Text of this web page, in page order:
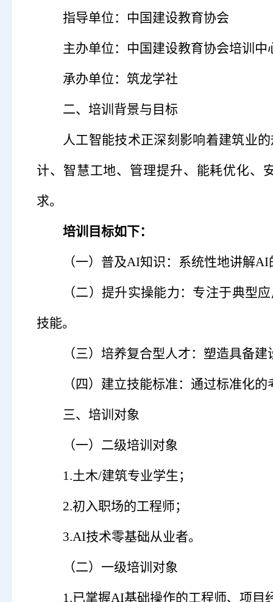
指导单位：中国建设教育协会
主办单位：中国建设教育协会培训中
承办单位：筑龙学社
二、培训背景与目标
人工智能技术正深刻影响着建筑业
计、智慧工地、管理提升、能耗优化、
求。
培训目标如下：
（一） 普及AI知识：系统性地讲解AI
（二）提升实操能力：专注于典型
技能。
（三） 培养复合型人才：塑造具备建
（四） 建立技能标准：通过标准化
三、培训对象
（一） 二级培训对象
1.土木/建筑专业学生；
2.初入职场的工程师；
3.AI技术零基础从业者。
（二） 一级培训对象
1.已掌握AI基础操作的工程师、项目